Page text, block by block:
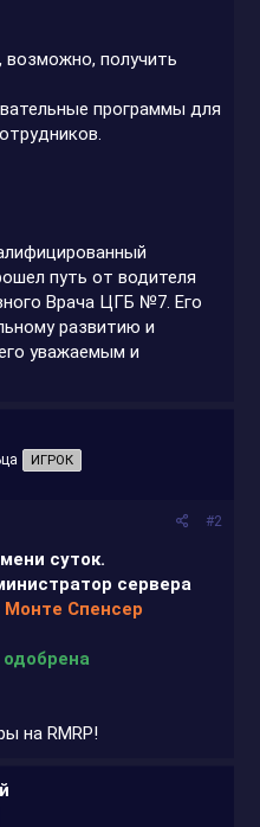
получить
программы для
путь от водителя
Врача ЦГБ №7. Его
развитию и
уважаемым и
ИГРОК
#2
суток.
сервера
Монте Спенсер
на RMRP!​